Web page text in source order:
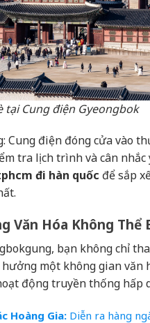
tại Cung điện Gyeongbok
Cung điện đóng cửa vào
tra lịch trình và cân nhắc
đi hàn quốc để sắp
Văn Hóa Không Thể
bạn không chỉ
một không gian văn
động truyền thống hấp
Hoàng Gia:Diễn ra hàng